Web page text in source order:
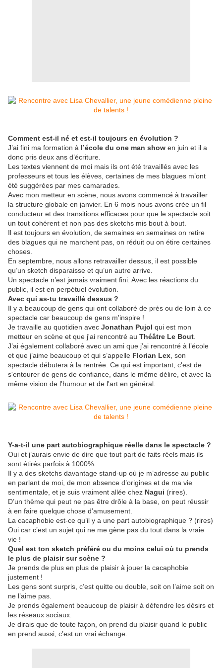
Comment est-il né et est-il toujours en évolution ?
J’ai fini ma formation à l’école du one man show en juin et il a
donc pris deux ans d’écriture.
Les textes viennent de moi mais ils ont été travaillés avec les
professeurs et tous les élèves, certaines de mes blagues m’ont
été suggérées par mes camarades.
Avec mon metteur en scène, nous avons commencé à travailler
la structure globale en janvier. En 6 mois nous avons crée un fil
conducteur et des transitions efficaces pour que le spectacle soit
un tout cohérent et non pas des sketchs mis bout à bout.
Il est toujours en évolution, de semaines en semaines on retire
des blagues qui ne marchent pas, on réduit ou on étire certaines
choses.
En septembre, nous allons retravailler dessus, il est possible
qu’un sketch disparaisse et qu’un autre arrive.
Un spectacle n’est jamais vraiment fini. Avec les réactions du
public, il est en perpétuel évolution.
Avec qui as-tu travaillé dessus ?
Il y a beaucoup de gens qui ont collaboré de près ou de loin à ce
spectacle car beaucoup de gens m'inspire !
Je travaille au quotidien avec Jonathan Pujol qui est mon
metteur en scène et que j'ai rencontré au Théâtre Le Bout
J’ai également collaboré avec un ami que j’ai rencontré à l’école
et que j’aime beaucoup et qui s’appelle Florian Lex , son
spectacle débutera à la rentrée. Ce qui est important, c'est de
s'entourer de gens de confiance, dans le même délire, et avec la
même vision de l'humour et de l'art en général.
Y-a-t-il une part autobiographique réelle dans le spectacle ?
Oui et j’aurais envie de dire que tout part de faits réels mais ils
sont étirés parfois à 1000%.
Il y a des sketchs davantage stand-up où je m’adresse au public
en parlant de moi, de mon absence d’origines et de ma vie
sentimentale, et je suis vraiment allée chez Nagui (rires).
D’un thème qui peut ne pas être drôle à la base, on peut réussir
à en faire quelque chose d’amusement.
La cacaphobie est-ce qu’il y a une part autobiographique ? (rires)
Oui car c’est un sujet qui ne me gène pas du tout dans la vraie
vie !
Quel est ton sketch préféré ou du moins celui où tu prends
le plus de plaisir sur scène ?
Je prends de plus en plus de plaisir à jouer la cacaphobie
justement !
Les gens sont surpris, c’est quitte ou double, soit on l’aime soit on
ne l’aime pas.
Je prends également beaucoup de plaisir à défendre les désirs et
les réseaux sociaux.
Je dirais que de toute façon, on prend du plaisir quand le public
en prend aussi, c’est un vrai échange.